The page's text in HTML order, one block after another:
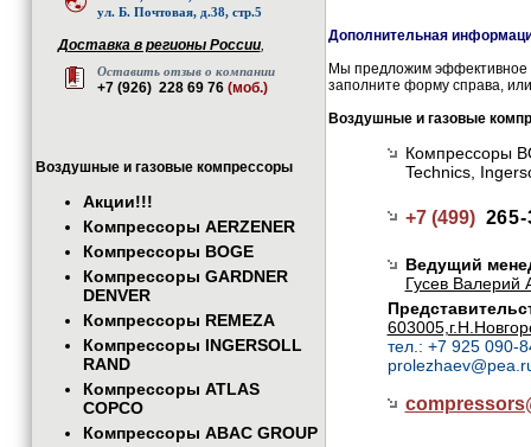
ул. Б. Почтовая, д.38, стр.5
Доставка в регионы России,
Оставить отзыв о компании
+7 (926) 228 69 76 (моб.)
Воздушные и газовые компрессоры
Акции!!!
Компрессоры AERZENER
Компрессоры BOGE
Компрессоры GARDNER
DENVER
Компрессоры REMEZA
Компрессоры INGERSOLL
RAND
Компрессоры ATLAS
COPCO
Компрессоры ABAC GROUP
Дополнительная
Мы предложим эффективное
заполните форму справа,
Воздушные и газовые
Компрессоры
Technics,
+7 (499)
Ведущий
Гусев Валерий
тел.: +7 925 090-